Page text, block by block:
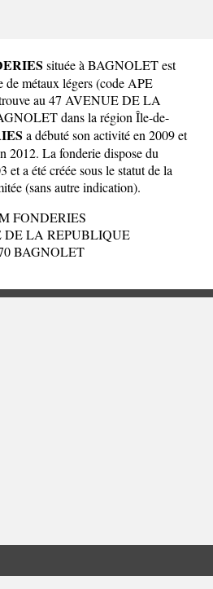
située à BAGNOLET est
de métaux légers (code APE
au 47 AVENUE DE LA
dans la région Île-de-
a débuté son activité en 2009 et
2012. La fonderie dispose du
a été créée sous le statut de la
(sans autre indication).
FONDERIES
DE LA REPUBLIQUE
BAGNOLET